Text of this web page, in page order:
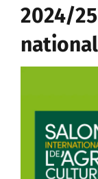
2024/